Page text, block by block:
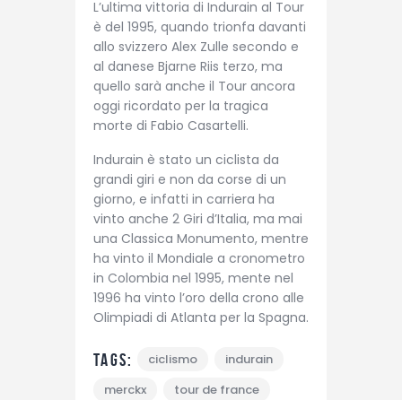
L’ultima vittoria di Indurain al Tour
è del 1995, quando trionfa davanti
allo svizzero Alex Zulle secondo e
al danese Bjarne Riis terzo, ma
quello sarà anche il Tour ancora
oggi ricordato per la tragica
morte di Fabio Casartelli.
Indurain è stato un ciclista da
grandi giri e non da corse di un
giorno, e infatti in carriera ha
vinto anche 2 Giri d’Italia, ma mai
una Classica Monumento, mentre
ha vinto il Mondiale a cronometro
in Colombia nel 1995, mente nel
1996 ha vinto l’oro della crono alle
Olimpiadi di Atlanta per la Spagna.
Tags: ciclismo
indurain
merckx
tour de france